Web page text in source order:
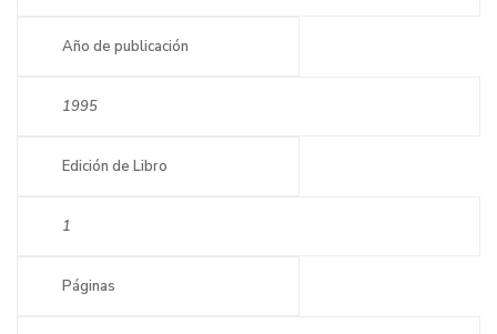
Año de publicación
1995
Edición de Libro
1
Páginas